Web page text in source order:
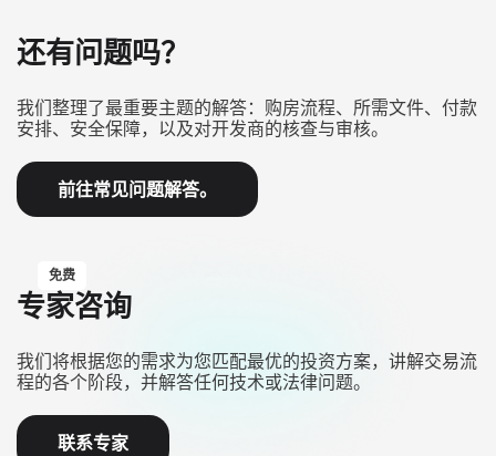
还有问题吗？
我们整理了最重要主题的解答：购房流程、所需文件、付款
安排、安全保障，以及对开发商的核查与审核。
前往常见问题解答。
免费
专家咨询
我们将根据您的需求为您匹配最优的投资方案，讲解交易流
程的各个阶段，并解答任何技术或法律问题。
联系专家